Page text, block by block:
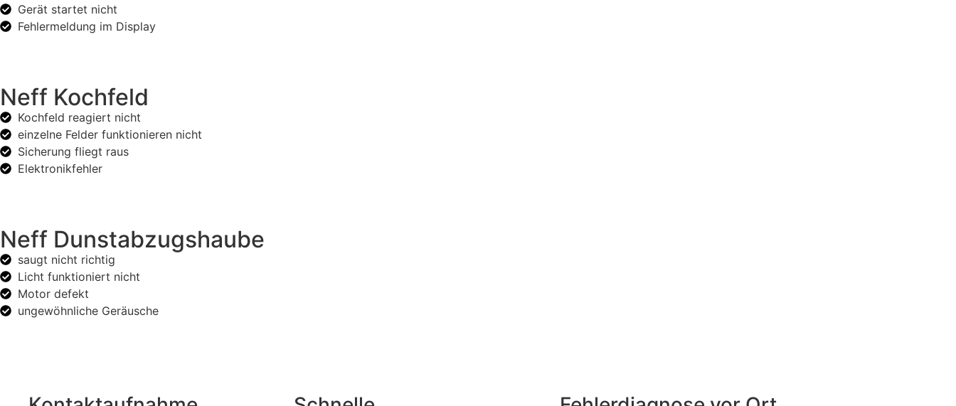
Gerät startet nicht
Fehlermeldung im Display
Neff Kochfeld
Kochfeld reagiert nicht
einzelne Felder funktionieren nicht
Sicherung fliegt raus
Elektronikfehler
Neff Dunstabzugshaube
saugt nicht richtig
Licht funktioniert nicht
Motor defekt
ungewöhnliche Geräusche